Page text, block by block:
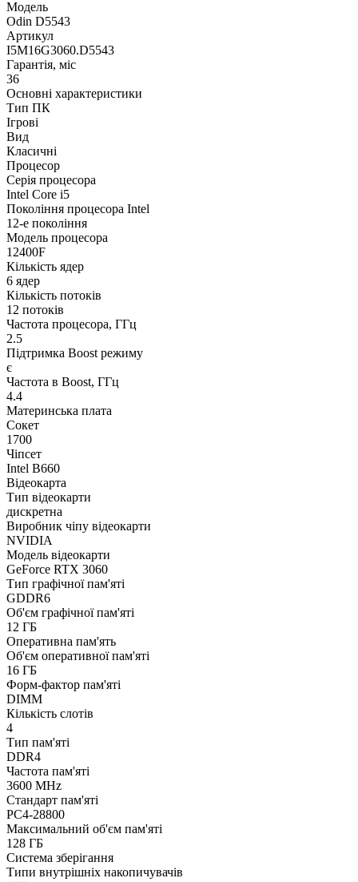
Модель
Odin D5543
Артикул
I5M16G3060.D5543
Гарантія, міс
36
Основні характеристики
Тип ПК
Ігрові
Вид
Класичні
Процесор
Серія процесора
Intel Core i5
Покоління процесора Intel
12-е покоління
Модель процесора
12400F
Кількість ядер
6 ядер
Кількість потоків
12 потоків
Частота процесора, ГГц
2.5
Підтримка Boost режиму
є
Частота в Boost, ГГц
4.4
Материнська плата
Сокет
1700
Чіпсет
Intel B660
Відеокарта
Тип відеокарти
дискретна
Виробник чіпу відеокарти
NVIDIA
Модель відеокарти
GeForce RTX 3060
Тип графічної пам'яті
GDDR6
Об'єм графічної пам'яті
12 ГБ
Оперативна пам'ять
Об'єм оперативної пам'яті
16 ГБ
Форм-фактор пам'яті
DIMM
Кількість слотів
4
Тип пам'яті
DDR4
Частота пам'яті
3600 MHz
Стандарт пам'яті
PC4-28800
Максимальний об'єм пам'яті
128 ГБ
Система зберігання
Типи внутрішніх накопичувачів